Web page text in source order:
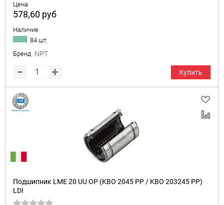
Цена
578,60 руб
Наличие
84 шт.
Бренд NPT
Купить
Подшипник LME 20 UU OP (KBO 2045 PP / KBO 203245 PP)
LDI